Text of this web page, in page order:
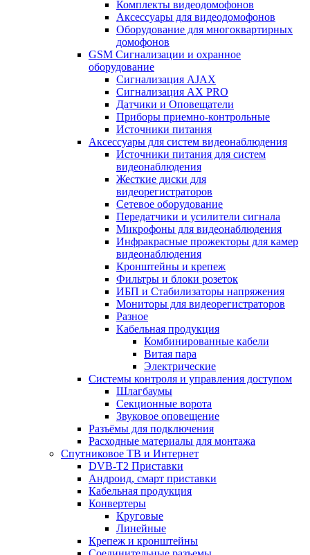
Комплекты видеодомофонов
Аксессуары для видеодомофонов
Оборудование для многоквартирных
домофонов
GSM Сигнализации и охранное
оборудование
Сигнализация AJAX
Сигнализация AX PRO
Датчики и Оповещатели
Приборы приемно-контрольные
Источники питания
Аксессуары для систем видеонаблюдения
Источники питания для систем
видеонаблюдения
Жесткие диски для
видеорегистраторов
Сетевое оборудование
Передатчики и усилители сигнала
Микрофоны для видеонаблюдения
Инфракрасные прожекторы для камер
видеонаблюдения
Кронштейны и крепеж
Фильтры и блоки розеток
ИБП и Стабилизаторы напряжения
Мониторы для видеорегистраторов
Разное
Кабельная продукция
Комбинированные кабели
Витая пара
Электрические
Системы контроля и управления доступом
Шлагбаумы
Секционные ворота
Звуковое оповещение
Разъёмы для подключения
Расходные материалы для монтажа
Спутниковое ТВ и Интернет
DVB-Т2 Приставки
Андроид, смарт приставки
Кабельная продукция
Конвертеры
Круговые
Линейные
Крепеж и кронштейны